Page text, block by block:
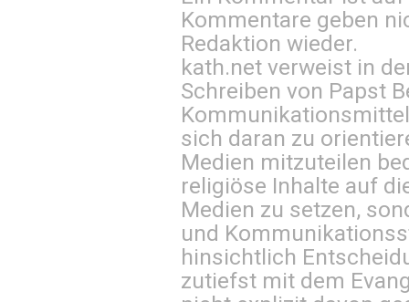
Kommentare geben
Redaktion wieder.
kath.net verweist in
Schreiben von Papst
sich daran zu
Medien mitzuteilen
religiöse Inhalte auf
Medien zu setzen,
und
hinsichtlich
zutiefst mit dem